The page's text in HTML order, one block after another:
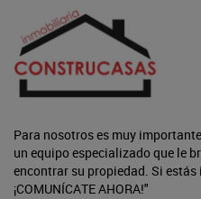
Para nosotros es muy
un equipo especializado que le
encontrar su propiedad. Si
¡COMUNÍCATE AHORA!"